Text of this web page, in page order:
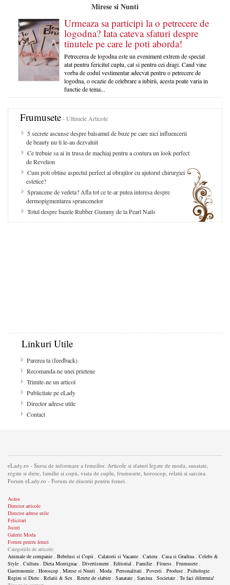
Mirese si Nunti
Urmeaza sa participi la o petrecere de
logodna? Iata cateva sfaturi despre
tinutele pe care le poti aborda!
Petrecerea de logodna este un eveniment extrem de special
atat pentru fericitul cuplu, cat si pentru cei dragi. Cand vine
vorba de codul vestimentar adecvat pentru o petrecere de
logodna, o ocazie de celebrare a iubirii, acesta poate varia in
functie de tema...
Frumusete- Ultimele Articole
5 secrete ascunse despre balsamul de buze pe care nici influencerii
de beauty nu ti le-au dezvaluit
Ce trebuie sa ai in trusa de machiaj pentru a contura un look perfect
de Revelion
Cum poti obtine aspectul perfect al obrajilor cu ajutorul chirurgiei
estetice?
Sprancene de vedeta? Afla tot ce te-ar putea interesa despre
dermopigmentarea sprancenelor
Totul despre bazele Rubber Gummy de la Pearl Nails
Linkuri Utile
Parerea ta (feedback)
Recomanda-ne unei prietene
Trimite-ne un articol
Publicitate pe eLady
Director adrese utile
Contact
eLady.ro - Sursa de informare a femeilor. Articole si sfaturi legate de moda, sanatate,
regim si diete, familie si copii, viata de cuplu, frumusete, horoscop, relatii si sarcina.
Forum eLady.ro - Forum de discutii pentru femei.
Acasa
Director articole
Director adrese utile
Felicitari
Jocuri
Galerie Moda
Forum pentru femei
Categoriile de articole:
Animale de companie
Bebelusi si Copii Calatorii si Vacante Cariera Casa si Gradina
Celebs &
Style
Cultura Dieta Montignac Divertisment Editorial Familie Fitness Frumusete
Gastronomie
Horoscop Mirese si Nunti Moda Personalitati Povesti Produse Psihologie
Regim si Diete
Relatii & Sex Retete de slabire Sanatate Sarcina Societate
Tu faci diferenta!